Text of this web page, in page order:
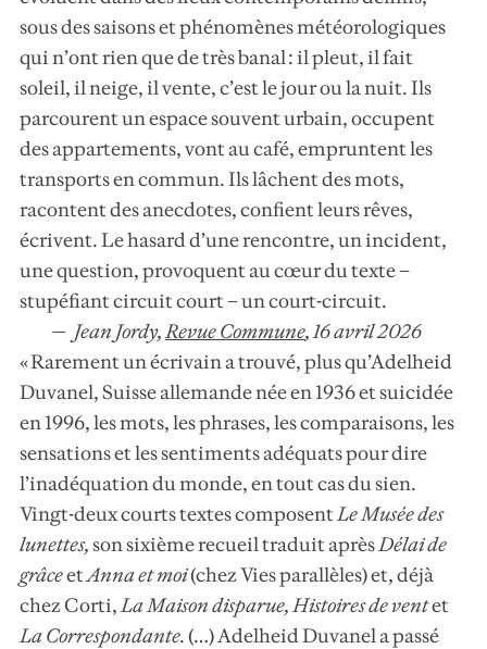
sous des saisons et phénomènes météorologiques
qui n’ont rien que de très banal : il pleut, il fait
soleil, il neige, il vente, c’est le jour ou la nuit. Ils
parcourent un espace souvent urbain, occupent
des appartements, vont au café, empruntent les
transports en commun. Ils lâchent des mots,
racontent des anecdotes, confient leurs rêves,
écrivent. Le hasard d’une rencontre, un incident,
une question, provoquent au cœur du texte –
stupéfiant circuit court – un court-circuit.
Jean Jordy,Revue Commune,16 avril 2026
« Rarement un écrivain a trouvé, plus qu’Adelheid
Duvanel, Suisse allemande née en 1936 et suicidée
en 1996, les mots, les phrases, les comparaisons, les
sensations et les sentiments adéquats pour dire
l’inadéquation du monde, en tout cas du sien.
Vingt-deux courts textes composentLe Musée des
lunettes,son sixième recueil traduit aprèsDélai de
grâceetAnna et moi(chez Vies parallèles) et, déjà
chez Corti,La Maison disparue,Histoires de ventet
La Correspondante.(…) Adelheid Duvanel a passé